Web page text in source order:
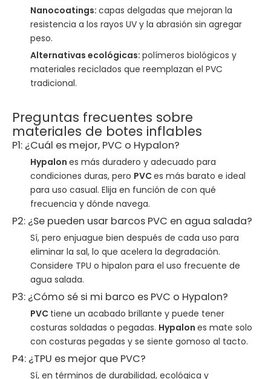
Nanocoatings: capas delgadas que mejoran la
resistencia a los rayos UV y la abrasión sin agregar
peso.
Alternativas ecológicas: polímeros biológicos y
materiales reciclados que reemplazan el PVC
tradicional.
Preguntas frecuentes sobre
materiales de botes inflables
P1: ¿Cuál es mejor, PVC o Hypalon?
Hypalon es más duradero y adecuado para
condiciones duras, pero PVCes más barato e ideal
para uso casual. Elija en función de con qué
frecuencia y dónde navega.
P2: ¿Se pueden usar barcos PVC en agua salada?
Sí, pero enjuague bien después de cada uso para
eliminar la sal, lo que acelera la degradación.
Considere TPU o hipalon para el uso frecuente de
agua salada.
P3: ¿Cómo sé si mi barco es PVC o Hypalon?
PVC tiene un acabado brillante y puede tener
costuras soldadas o pegadas. Hypalon es mate solo
con costuras pegadas y se siente gomoso al tacto.
P4: ¿TPU es mejor que PVC?
Sí, en términos de durabilidad, ecológica y